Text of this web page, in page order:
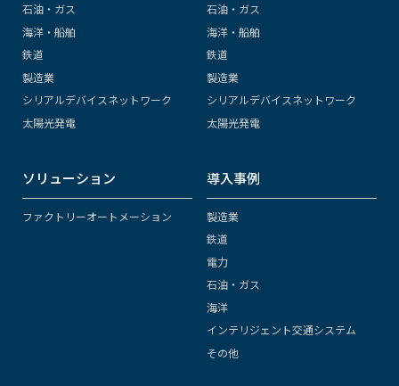
石油・ガス
海洋・船舶
鉄道
製造業
シリアルデバイスネットワーク
太陽光発電
石油・ガス
海洋・船舶
鉄道
製造業
シリアルデバイスネットワーク
太陽光発電
ソリューション
ファクトリーオートメーション
導入事例
製造業
鉄道
電力
石油・ガス
海洋
インテリジェント交通システム
その他